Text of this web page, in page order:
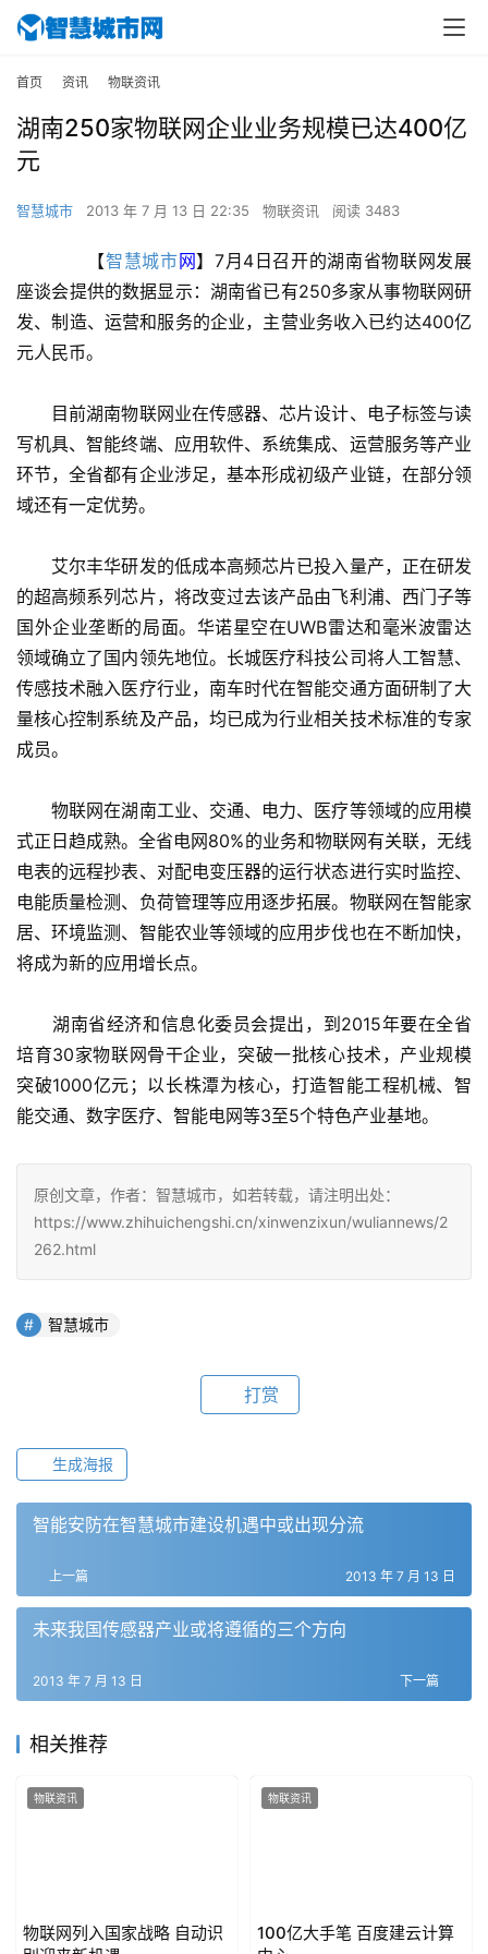
首页 资讯 物联资讯
湖南250家物联网企业业务规模已达400亿
元
智慧城市 2013 年 7 月 13 日 22:35 物联资讯 阅读 3483
【智慧城市网】7月4日召开的湖南省物联网发展
座谈会提供的数据显示：湖南省已有250多家从事物联网研
发、制造、运营和服务的企业，主营业务收入已约达400亿
元人民币。
目前湖南物联网业在传感器、芯片设计、电子标签与读
写机具、智能终端、应用软件、系统集成、运营服务等产业
环节，全省都有企业涉足，基本形成初级产业链，在部分领
域还有一定优势。
艾尔丰华研发的低成本高频芯片已投入量产，正在研发
的超高频系列芯片，将改变过去该产品由飞利浦、西门子等
国外企业垄断的局面。华诺星空在UWB雷达和毫米波雷达
领域确立了国内领先地位。长城医疗科技公司将人工智慧、
传感技术融入医疗行业，南车时代在智能交通方面研制了大
量核心控制系统及产品，均已成为行业相关技术标准的专家
成员。
物联网在湖南工业、交通、电力、医疗等领域的应用模
式正日趋成熟。全省电网80%的业务和物联网有关联，无线
电表的远程抄表、对配电变压器的运行状态进行实时监控、
电能质量检测、负荷管理等应用逐步拓展。物联网在智能家
居、环境监测、智能农业等领域的应用步伐也在不断加快，
将成为新的应用增长点。
湖南省经济和信息化委员会提出，到2015年要在全省
培育30家物联网骨干企业，突破一批核心技术，产业规模
突破1000亿元；以长株潭为核心，打造智能工程机械、智
能交通、数字医疗、智能电网等3至5个特色产业基地。
原创文章，作者：智慧城市，如若转载，请注明出处：
https://www.zhihuichengshi.cn/xinwenzixun/wuliannews/2
262.html
智慧城市
打赏
生成海报
智能安防在智慧城市建设机遇中或出现分流
上一篇 2013 年 7 月 13 日
未来我国传感器产业或将遵循的三个方向
下一篇
2013 年 7 月 13 日
相关推荐
物联资讯
物联网列入国家战略 自动识
物联资讯
100亿大手笔 百度建云计算